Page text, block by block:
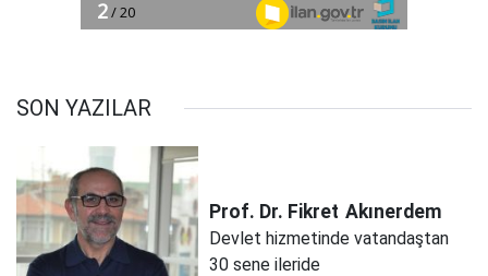
SON YAZILAR
Prof. Dr. Fikret Akınerdem
Devlet hizmetinde vatandaştan
30 sene ileride